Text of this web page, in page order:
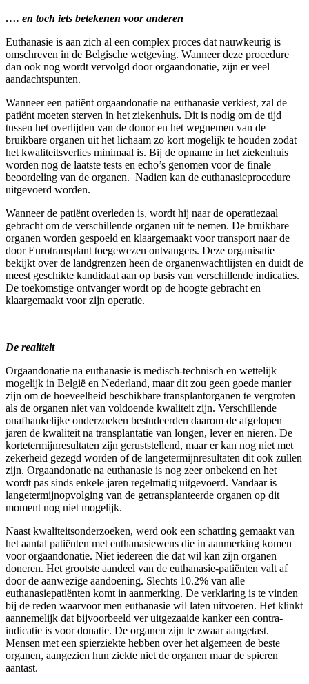
…. en toch iets betekenen voor anderen
Euthanasie is aan zich al een complex proces dat nauwkeurig is
omschreven in de Belgische wetgeving. Wanneer deze procedure
dan ook nog wordt vervolgd door orgaandonatie, zijn er veel
aandachtspunten.
Wanneer een patiënt orgaandonatie na euthanasie verkiest, zal de
patiënt moeten sterven in het ziekenhuis. Dit is nodig om de tijd
tussen het overlijden van de donor en het wegnemen van de
bruikbare organen uit het lichaam zo kort mogelijk te houden zodat
het kwaliteitsverlies minimaal is. Bij de opname in het ziekenhuis
worden nog de laatste tests en echo’s genomen voor de finale
beoordeling van de organen. Nadien kan de euthanasieprocedure
uitgevoerd worden.
Wanneer de patiënt overleden is, wordt hij naar de operatiezaal
gebracht om de verschillende organen uit te nemen. De bruikbare
organen worden gespoeld en klaargemaakt voor transport naar de
door Eurotransplant toegewezen ontvangers. Deze organisatie
bekijkt over de landgrenzen heen de organenwachtlijsten en duidt de
meest geschikte kandidaat aan op basis van verschillende indicaties.
De toekomstige ontvanger wordt op de hoogte gebracht en
klaargemaakt voor zijn operatie.
De realiteit
Orgaandonatie na euthanasie is medisch-technisch en wettelijk
mogelijk in België en Nederland, maar dit zou geen goede manier
zijn om de hoeveelheid beschikbare transplantorganen te vergroten
als de organen niet van voldoende kwaliteit zijn. Verschillende
onafhankelijke onderzoeken bestudeerden daarom de afgelopen
jaren de kwaliteit na transplantatie van longen, lever en nieren. De
kortetermijnresultaten zijn geruststellend, maar er kan nog niet met
zekerheid gezegd worden of de langetermijnresultaten dit ook zullen
zijn. Orgaandonatie na euthanasie is nog zeer onbekend en het
wordt pas sinds enkele jaren regelmatig uitgevoerd. Vandaar is
langetermijnopvolging van de getransplanteerde organen op dit
moment nog niet mogelijk.
Naast kwaliteitsonderzoeken, werd ook een schatting gemaakt van
het aantal patiënten met euthanasiewens die in aanmerking komen
voor orgaandonatie. Niet iedereen die dat wil kan zijn organen
doneren. Het grootste aandeel van de euthanasie-patiënten valt af
door de aanwezige aandoening. Slechts 10.2% van alle
euthanasiepatiënten komt in aanmerking. De verklaring is te vinden
bij de reden waarvoor men euthanasie wil laten uitvoeren. Het klinkt
aannemelijk dat bijvoorbeeld ver uitgezaaide kanker een contra-
indicatie is voor donatie. De organen zijn te zwaar aangetast.
Mensen met een spierziekte hebben over het algemeen de beste
organen, aangezien hun ziekte niet de organen maar de spieren
aantast.